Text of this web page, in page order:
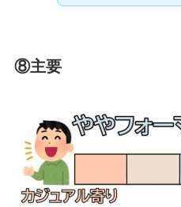
⑧主要